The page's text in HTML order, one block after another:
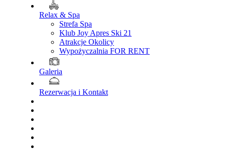
Relax & Spa
Strefa Spa
Klub Joy Apres Ski 21
Atrakcje Okolicy
Wypożyczalnia FOR RENT
Galeria
Rezerwacja i Kontakt